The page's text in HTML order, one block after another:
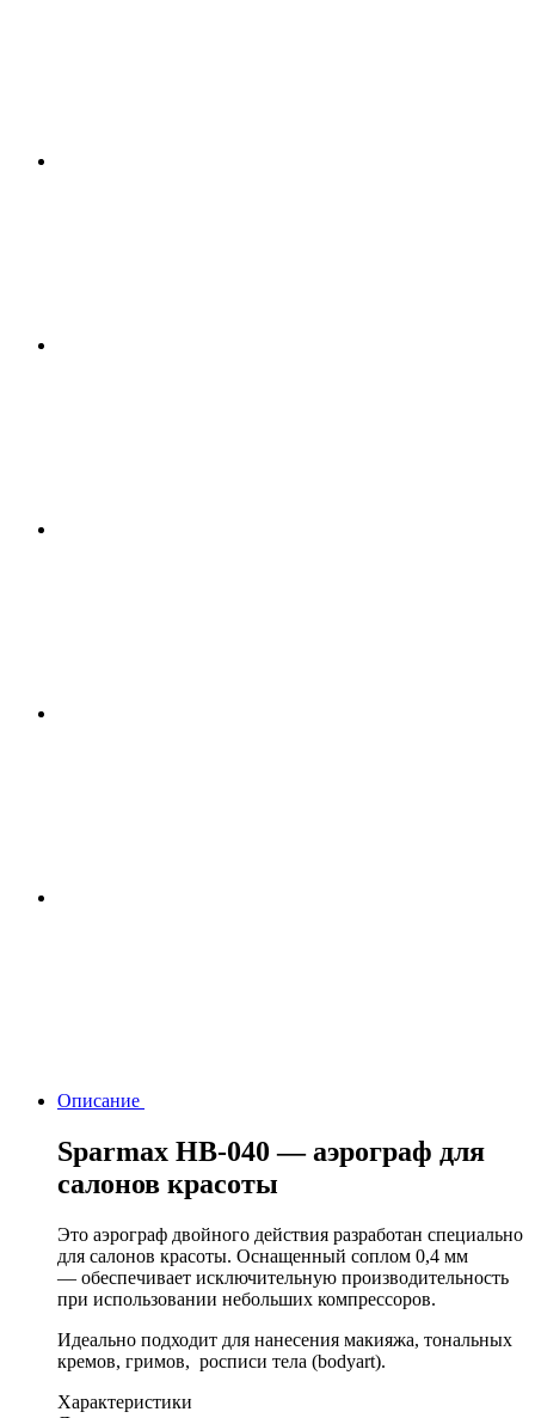
Описание
Sparmax HB-040 — аэрограф для
салонов красоты
Это аэрограф двойного действия разработан специально
для салонов красоты. Оснащенный соплом 0,4 мм
— обеспечивает исключительную производительность
при использовании небольших компрессоров.
Идеально подходит для нанесения макияжа, тональных
кремов, гримов, росписи тела (bodyart).
Характеристики